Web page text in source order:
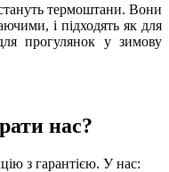
термоштани. Вони
і підходять як для
прогулянок у зимову
нас?
з гарантією. У нас: